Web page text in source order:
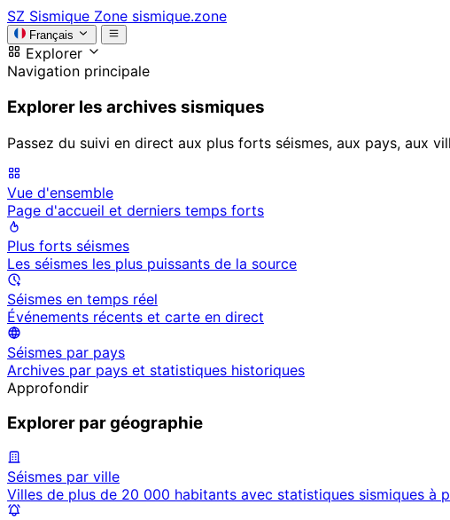
SZ Sismique Zone sismique.zone
Français
Explorer
Navigation principale
Explorer les archives sismiques
Passez du suivi en direct aux plus forts séismes, aux pays, aux
Vue d'ensemble
Page d'accueil et derniers temps forts
Plus forts séismes
Les séismes les plus puissants de la source
Séismes en temps réel
Événements récents et carte en direct
Séismes par pays
Archives par pays et statistiques historiques
Approfondir
Explorer par géographie
Séismes par ville
Villes de plus de 20 000 habitants avec statistiques sismiques à